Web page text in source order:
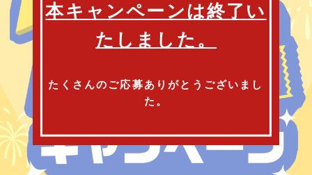
本キャンペーンは終了い
たしました。
たくさんのご応募ありがとうございまし
た。